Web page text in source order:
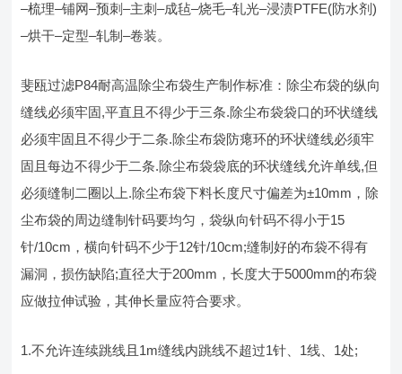
–梳理–铺网–预刺–主刺–成毡–烧毛–轧光–浸渍PTFE(防水剂)
–烘干–定型–轧制–卷装。
斐瓯过滤P84耐高温除尘布袋生产制作标准：除尘布袋的纵向
缝线必须牢固,平直且不得少于三条.除尘布袋袋口的环状缝线
必须牢固且不得少于二条.除尘布袋防瘪环的环状缝线必须牢
固且每边不得少于二条.除尘布袋袋底的环状缝线允许单线,但
必须缝制二圈以上.除尘布袋下料长度尺寸偏差为±10mm，除
尘布袋的周边缝制针码要均匀，袋纵向针码不得小于15
针/10cm，横向针码不少于12针/10cm;缝制好的布袋不得有
漏洞，损伤缺陷;直径大于200mm，长度大于5000mm的布袋
应做拉伸试验，其伸长量应符合要求。
1.不允许连续跳线且1m缝线内跳线不超过1针、1线、1处;